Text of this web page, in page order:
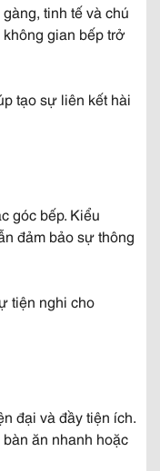
tinh tế và chú
gian bếp trở
tạo sự liên kết hài
góc bếp. Kiểu
đảm bảo sự thông
tiện nghi cho
đại và đầy tiện ích.
ăn nhanh hoặc